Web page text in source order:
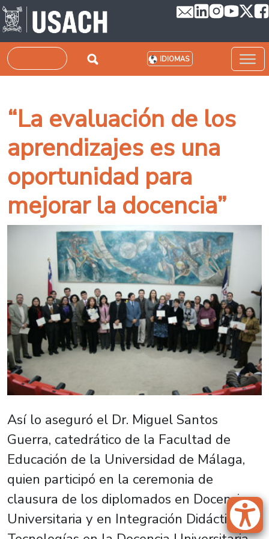
Pasar al contenido principal
Buscar IDIOMAS
“La evaluación de los
aprendizajes es una
oportunidad para
mejorar la docencia”
Así lo aseguró el Dr. Miguel Santos
Guerra, catedrático de la Facultad de
Educación de la Universidad de Málaga,
quien participó en la ceremonia de
clausura de los diplomados en Docencia
Universitaria y en Integración Didáctica de